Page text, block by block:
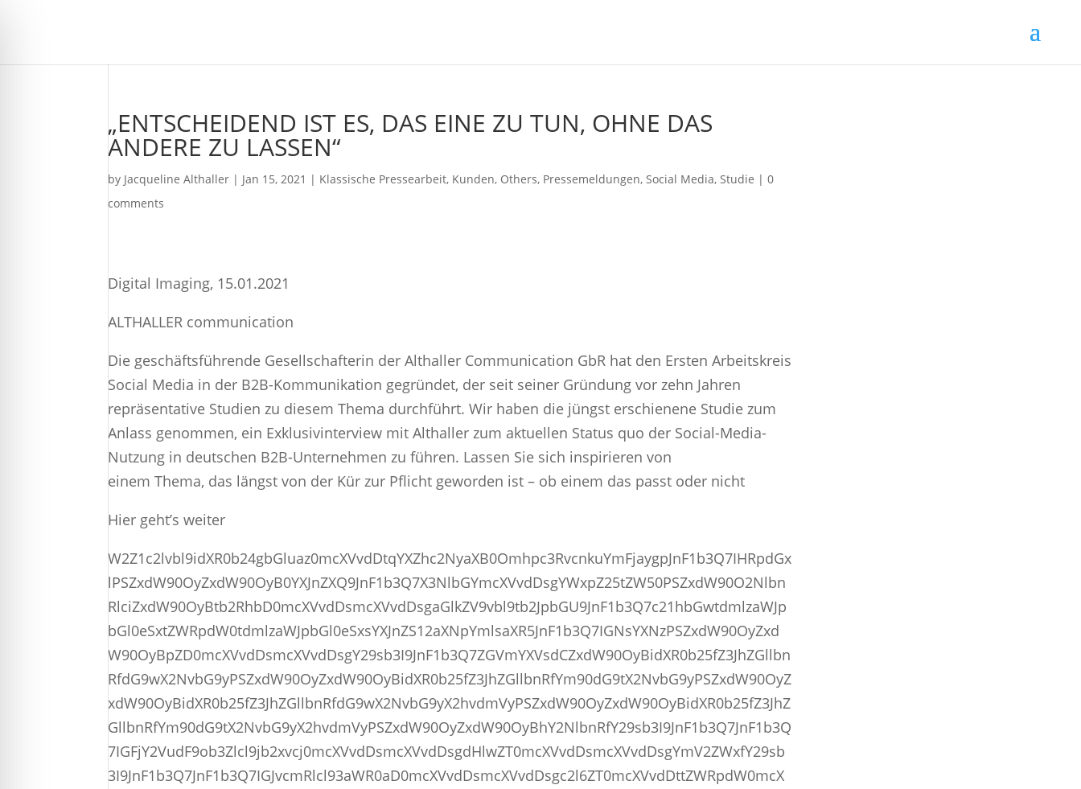
„ENTSCHEIDEND IST ES, DAS EINE ZU TUN, OHNE DAS
ANDERE ZU LASSEN“
by Jacqueline Althaller | Jan 15, 2021 | Klassische Pressearbeit, Kunden, Others, Pressemeldungen,Social Media,Studie |0
comments
Digital Imaging, 15.01.2021
ALTHALLER communication
Die geschäftsführende Gesellschafterin der Althaller Communication GbR hat den Ersten Arbeitskreis
Social Media in der B2B-Kommunikation gegründet, der seit seiner Gründung vor zehn Jahren
repräsentative Studien zu diesem Thema durchführt. Wir haben die jüngst erschienene Studie zum
Anlass genommen, ein Exklusivinterview mit Althaller zum aktuellen Status quo der Social-Media-
Nutzung in deutschen B2B-Unternehmen zu führen. Lassen Sie sich inspirieren von
einem Thema, das längst von der Kür zur Pflicht geworden ist – ob einem das passt oder nicht
Hier geht’s weiter
W2Z1c2lvbl9idXR0b24gbGluaz0mcXVvdDtqYXZhc2NyaXB0Omhpc3RvcnkuYmFjaygpJnF1b3Q7IHRpdGx
lPSZxdW90OyZxdW90OyB0YXJnZXQ9JnF1b3Q7X3NlbGYmcXVvdDsgYWxpZ25tZW50PSZxdW90O2Nlbn
RlciZxdW90OyBtb2RhbD0mcXVvdDsmcXVvdDsgaGlkZV9vbl9tb2JpbGU9JnF1b3Q7c21hbGwtdmlzaWJp
bGl0eSxtZWRpdW0tdmlzaWJpbGl0eSxsYXJnZS12aXNpYmlsaXR5JnF1b3Q7IGNsYXNzPSZxdW90OyZxd
W90OyBpZD0mcXVvdDsmcXVvdDsgY29sb3I9JnF1b3Q7ZGVmYXVsdCZxdW90OyBidXR0b25fZ3JhZGllbn
RfdG9wX2NvbG9yPSZxdW90OyZxdW90OyBidXR0b25fZ3JhZGllbnRfYm90dG9tX2NvbG9yPSZxdW90OyZ
xdW90OyBidXR0b25fZ3JhZGllbnRfdG9wX2NvbG9yX2hvdmVyPSZxdW90OyZxdW90OyBidXR0b25fZ3JhZ
GllbnRfYm90dG9tX2NvbG9yX2hvdmVyPSZxdW90OyZxdW90OyBhY2NlbnRfY29sb3I9JnF1b3Q7JnF1b3Q
7IGFjY2VudF9ob3Zlcl9jb2xvcj0mcXVvdDsmcXVvdDsgdHlwZT0mcXVvdDsmcXVvdDsgYmV2ZWxfY29sb
3I9JnF1b3Q7JnF1b3Q7IGJvcmRlcl93aWR0aD0mcXVvdDsmcXVvdDsgc2l6ZT0mcXVvdDttZWRpdW0mcX